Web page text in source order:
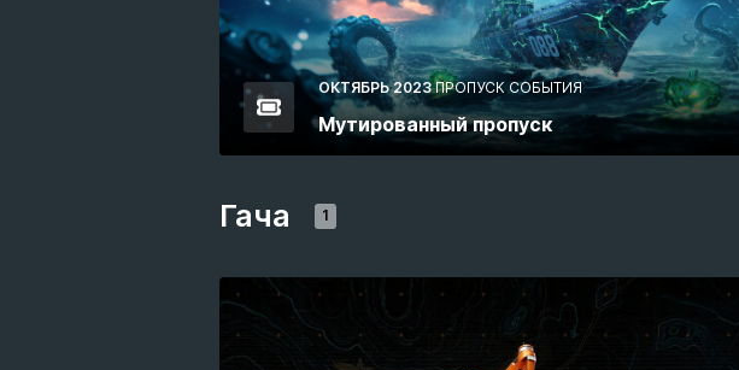
ОКТЯБРЬ 2023 ПРОПУСК СОБЫТИЯ
Мутированный пропуск
Гача 1